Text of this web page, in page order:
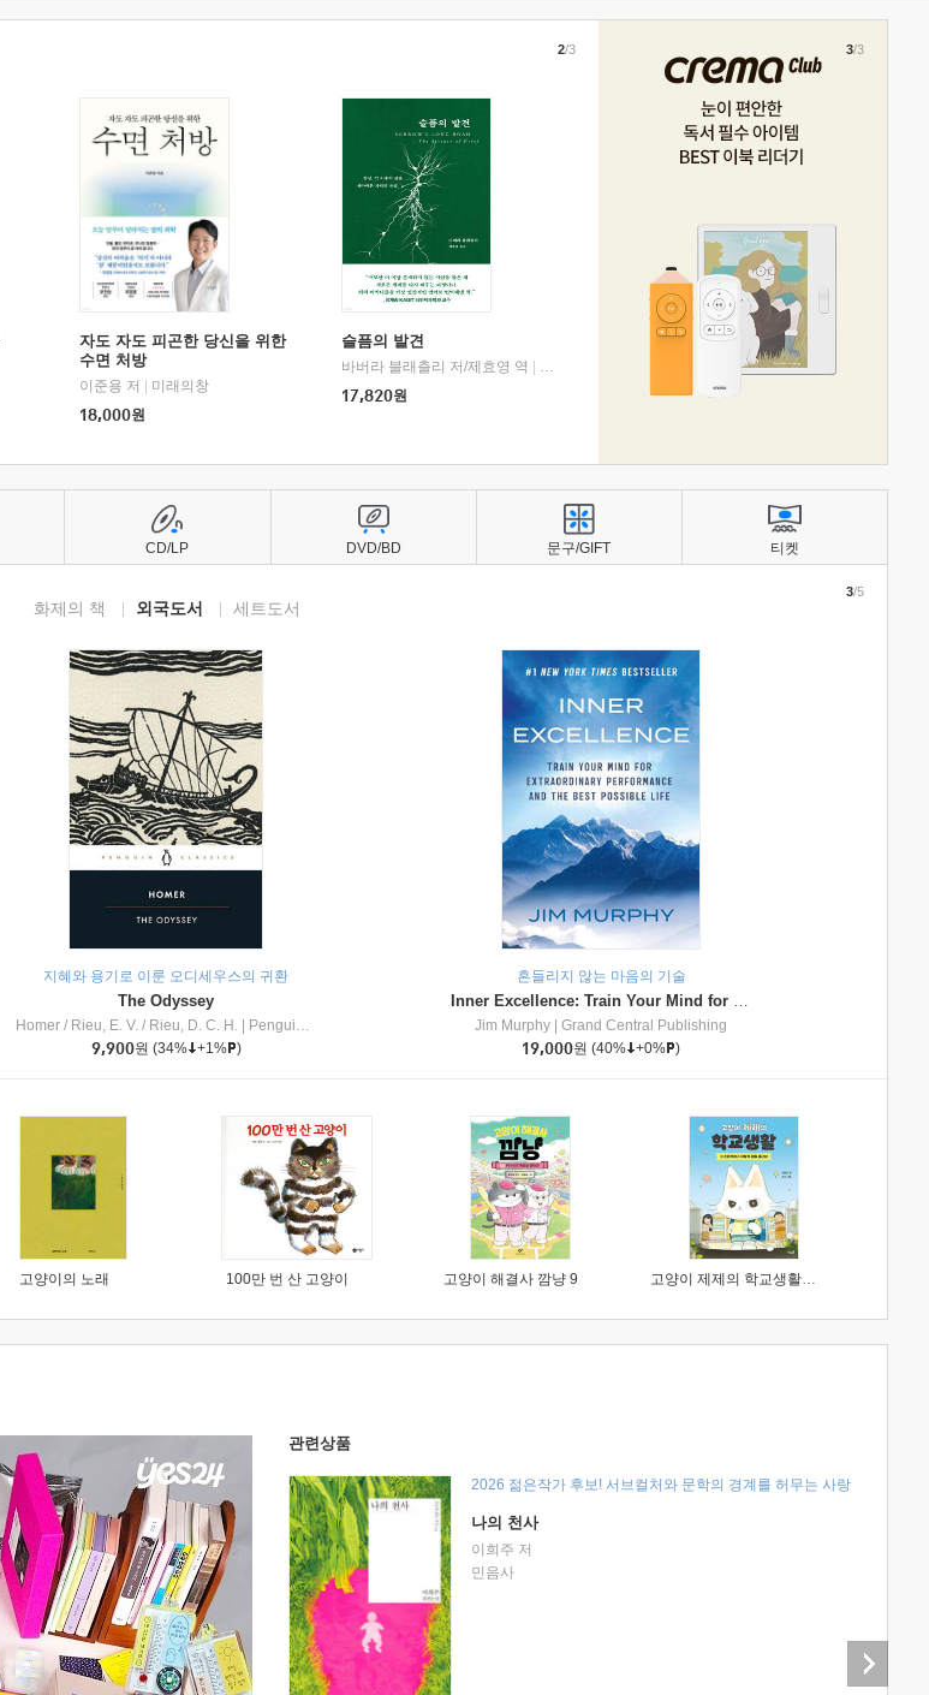
자도 자도 피곤한 당신을 위한
수면 처방
이준용 저
미래의창
18,000원
슬픔의 발견
바버라 블래츨리 저/제효영 역
디플롯
17,820원
2/3 3/3
화제의 책 외국도서 세트도서
지혜와 용기로 이룬 오디세우스의 귀환
The Odyssey
Homer / Rieu, E. V. / Rieu, D. C. H.
Penguin Group
9,900원 (34% +1% )
흔들리지 않는 마음의 기술
Inner Excellence: Train Your Mind for Extraordinary Performance and the Best Possible Life
Jim Murphy
Grand Central Publishing
19,000원 (40% +0% )
3/5
고양이의 노래 100만 번 산 고양이 고양이 해결사 깜냥 9 고양이 제제의 학교생활 1 : 초등학생이 이렇게 힘들 줄이야
CD/LP DVD/BD 문구/GIFT 티켓
관련상품
2026 젊은작가 후보! 서브컬처와 문학의 경계를 허무는 사랑
나의 천사
이희주 저
민음사